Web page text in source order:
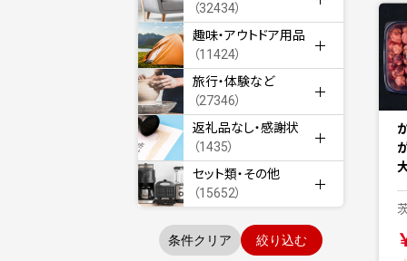
（32434）
趣味・アウトドア用品
（11424）
旅行・体験など
（27346）
返礼品なし・感謝状
（1435）
セット類・その他
（15652）
条件クリア 絞り込む